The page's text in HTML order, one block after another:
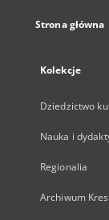
Strona główna
Kolekcje
Dziedzictwo
Nauka i
Regionalia
Archiwum